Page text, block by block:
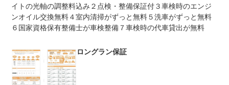
免責金
無し
納車時より３か月３，０００ｋｍ（※いずれか早い方とな
ります）の期間適用となります。
法定整備
整備付 法定12ヶ月または法定24ヶ月点検整備付
※車検なし・車検整備付の場合は法定24ヶ月点検整備付
※商用車は6ヶ月または12ヶ月点検整備付
イトの光軸の調整料込み２点検・整備保証付３車検時のエンジ
ンオイル交換無料４室内清掃がずっと無料５洗車がずっと無料
６国家資格保有整備士が車検整備７車検時の代車貸出が無料
ロングラン保証